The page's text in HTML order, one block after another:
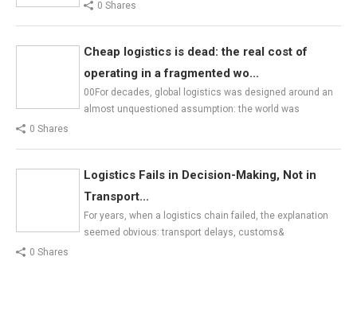
0 Shares
Cheap logistics is dead: the real cost of
operating in a fragmented wo...
00For decades, global logistics was designed around an
almost unquestioned assumption: the world was
0 Shares
Logistics Fails in Decision-Making, Not in
Transport...
For years, when a logistics chain failed, the explanation
seemed obvious: transport delays, customs&
0 Shares